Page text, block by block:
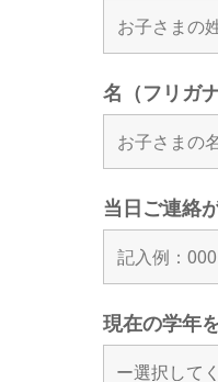
名（フリガナ
当日ご連絡
現在の学年